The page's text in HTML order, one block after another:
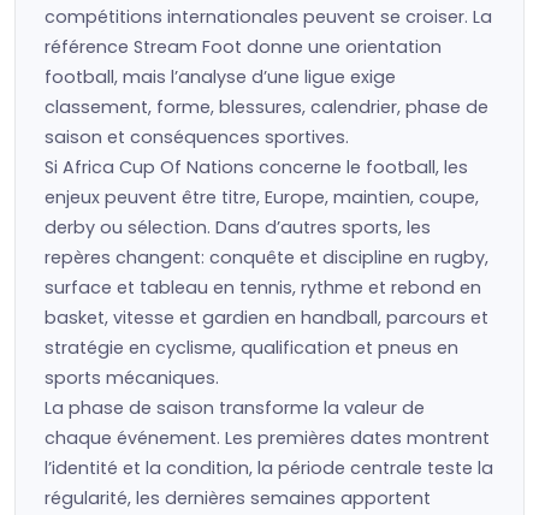
compétitions internationales peuvent se croiser. La
référence Stream Foot donne une orientation
football, mais l’analyse d’une ligue exige
classement, forme, blessures, calendrier, phase de
saison et conséquences sportives.
Si Africa Cup Of Nations concerne le football, les
enjeux peuvent être titre, Europe, maintien, coupe,
derby ou sélection. Dans d’autres sports, les
repères changent: conquête et discipline en rugby,
surface et tableau en tennis, rythme et rebond en
basket, vitesse et gardien en handball, parcours et
stratégie en cyclisme, qualification et pneus en
sports mécaniques.
La phase de saison transforme la valeur de
chaque événement. Les premières dates montrent
l’identité et la condition, la période centrale teste la
régularité, les dernières semaines apportent